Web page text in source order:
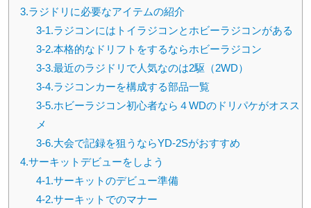
3.ラジドリに必要なアイテムの紹介
3-1.ラジコンにはトイラジコンとホビーラジコンがある
3-2.本格的なドリフトをするならホビーラジコン
3-3.最近のラジドリで人気なのは2駆（2WD）
3-4.ラジコンカーを構成する部品一覧
3-5.ホビーラジコン初心者なら４WDのドリパケがオスス
メ
3-6.大会で記録を狙うならYD-2Sがおすすめ
4.サーキットデビューをしよう
4-1.サーキットのデビュー準備
4-2.サーキットでのマナー